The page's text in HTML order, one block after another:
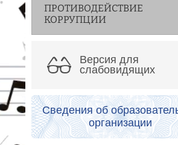
ПРОТИВОДЕЙСТВИЕ
КОРРУПЦИИ
Версия для
слабовидящих
Сведения об
организации